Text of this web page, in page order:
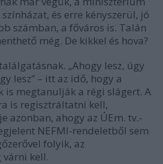
és erre kényszerül, jó
számban, a főváros is. Talán
még. De kikkel és hova?
„Ahogy lesz, úgy
lesz” – itt az idő, hogy a
is megtanulják a régi slágert. A
is regisztráltatni kell,
azonban, ahogy az ÚEm. tv.-
NEFMI-rendeletből sem
folyik, az
várni kell.